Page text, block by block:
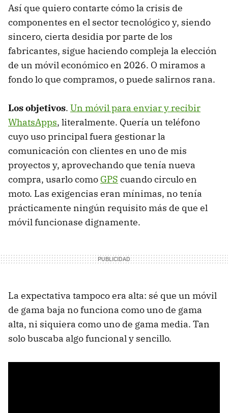
Así que quiero contarte cómo la crisis de
componentes en el sector tecnológico y, siendo
sincero, cierta desidia por parte de los
fabricantes, sigue haciendo compleja la elección
de un móvil económico en 2026. O miramos a
fondo lo que compramos, o puede salirnos rana.
Los objetivos. Un móvil para enviar y recibir
WhatsApps, literalmente. Quería un teléfono
cuyo uso principal fuera gestionar la
comunicación con clientes en uno de mis
proyectos y, aprovechando que tenía nueva
compra, usarlo como GPS cuando circulo en
moto. Las exigencias eran mínimas, no tenía
prácticamente ningún requisito más de que el
móvil funcionase dignamente.
La expectativa tampoco era alta: sé que un móvil
de gama baja no funciona como uno de gama
alta, ni siquiera como uno de gama media. Tan
solo buscaba algo funcional y sencillo.